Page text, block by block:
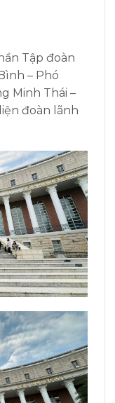
Tập đoàn
– Phó
Minh Thái –
đoàn lãnh